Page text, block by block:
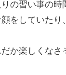
の習い事の時
をしていたり
か楽しくなさ